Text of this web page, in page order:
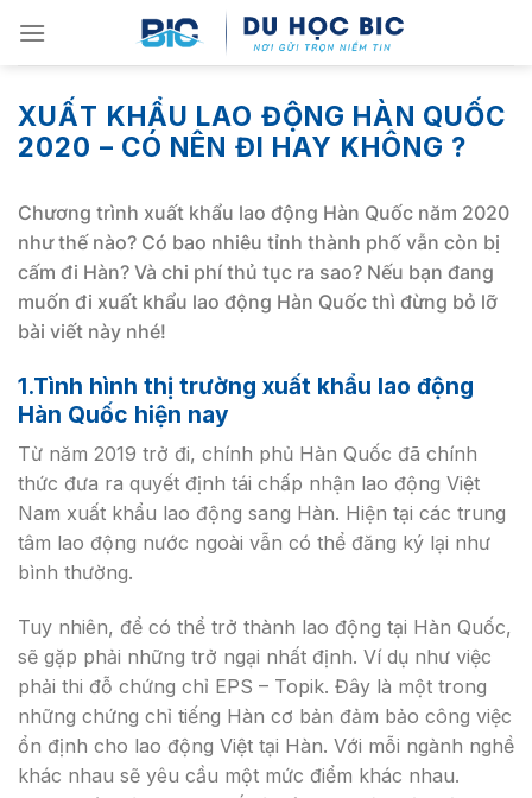
content
XUẤT KHẨU LAO ĐỘNG HÀN QUỐC
2020 – CÓ NÊN ĐI HAY KHÔNG ?
Chương trình xuất khẩu lao động Hàn Quốc năm 2020
như thế nào? Có bao nhiêu tỉnh thành phố vẫn còn bị
cấm đi Hàn? Và chi phí thủ tục ra sao? Nếu bạn đang
muốn đi xuất khẩu lao động Hàn Quốc thì đừng bỏ lỡ
bài viết này nhé!
1.Tình hình thị trường xuất khẩu lao động
Hàn Quốc hiện nay
Từ năm 2019 trở đi, chính phủ Hàn Quốc đã chính
thức đưa ra quyết định tái chấp nhận lao động Việt
Nam xuất khẩu lao động sang Hàn. Hiện tại các trung
tâm lao động nước ngoài vẫn có thể đăng ký lại như
bình thường.
Tuy nhiên, để có thể trở thành lao động tại Hàn Quốc,
sẽ gặp phải những trở ngại nhất định. Ví dụ như việc
phải thi đỗ chứng chỉ EPS – Topik. Đây là một trong
những chứng chỉ tiếng Hàn cơ bản đảm bảo công việc
ổn định cho lao động Việt tại Hàn. Với mỗi ngành nghề
khác nhau sẽ yêu cầu một mức điểm khác nhau.